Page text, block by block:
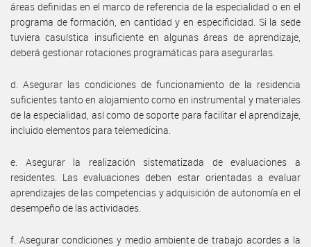
áreas definidas en el marco de referencia de la especialidad o en el
programa de formación, en cantidad y en especificidad. Si la sede
tuviera casuística insuficiente en algunas áreas de aprendizaje,
deberá gestionar rotaciones programáticas para asegurarlas.
d. Asegurar las condiciones de funcionamiento de la residencia
suficientes tanto en alojamiento como en instrumental y materiales
de la especialidad, así como de soporte para facilitar el aprendizaje,
incluido elementos para telemedicina.
e. Asegurar la realización sistematizada de evaluaciones a
residentes. Las evaluaciones deben estar orientadas a evaluar
aprendizajes de las competencias y adquisición de autonomía en el
desempeño de las actividades.
f. Asegurar condiciones y medio ambiente de trabajo acordes a la